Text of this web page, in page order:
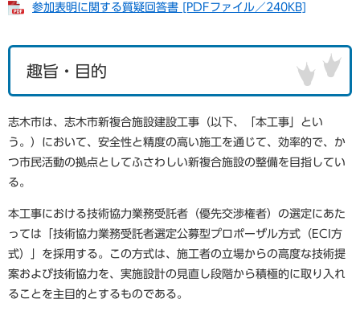
参加表明に関する質疑回答書 [PDFファイル／240KB]
趣旨・目的
志木市は、志木市新複合施設建設工事（以下、「本工事」とい
う。）において、安全性と精度の高い施工を通じて、効率的で、か
つ市民活動の拠点としてふさわしい新複合施設の整備を目指してい
る。
本工事における技術協力業務受託者（優先交渉権者）の選定にあた
っては「技術協力業務受託者選定公募型プロポーザル方式（ECI方
式）」を採用する。この方式は、施工者の立場からの高度な技術提
案および技術協力を、実施設計の見直し段階から積極的に取り入れ
ることを主目的とするものである。